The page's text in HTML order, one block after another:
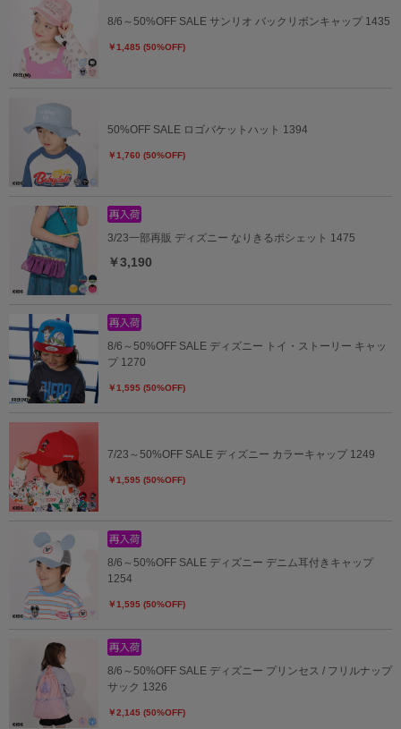
8/6～50%OFF SALE サンリオ バックリボンキャップ 1435
￥1,485 (50%OFF)
50%OFF SALE ロゴバケットハット 1394
￥1,760 (50%OFF)
3/23一部再販 ディズニー なりきるポシェット 1475
￥3,190
8/6～50%OFF SALE ディズニー トイ・ストーリー キャッ
プ 1270
￥1,595 (50%OFF)
7/23～50%OFF SALE ディズニー カラーキャップ 1249
￥1,595 (50%OFF)
8/6～50%OFF SALE ディズニー デニム耳付きキャップ
1254
￥1,595 (50%OFF)
8/6～50%OFF SALE ディズニー プリンセス / フリルナップ
サック 1326
￥2,145 (50%OFF)